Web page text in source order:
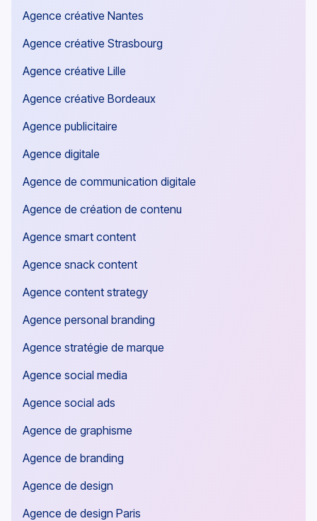
Agence créative Nantes
Agence créative Strasbourg
Agence créative Lille
Agence créative Bordeaux
Agence publicitaire
Agence digitale
Agence de communication digitale
Agence de création de contenu
Agence smart content
Agence snack content
Agence content strategy
Agence personal branding
Agence stratégie de marque
Agence social media
Agence social ads
Agence de graphisme
Agence de branding
Agence de design
Agence de design Paris